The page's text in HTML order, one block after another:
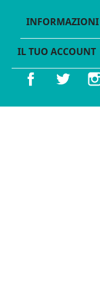
INFORMAZIONI
IL TUO ACCOUNT
Facebook Twitter